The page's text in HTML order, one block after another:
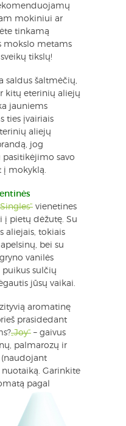
mokiniui ar
tinkamą
mokslo metams
tikslų!
saldus šaltmėčių,
kitų eterinių aliejų
jauniems
ties įvairiais
aliejų
jog
savo
į mokyklą.
vienetines
į pietų dėžutę. Su
aliejais, tokiais
bei su
vanilės
sulčių
jūsų vaikai.
aromatinę
prasidedant
„Joy“ – gaivus
palmarozų ir
Garinkite
pagal